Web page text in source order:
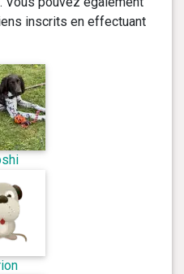
inscrits en effectuant